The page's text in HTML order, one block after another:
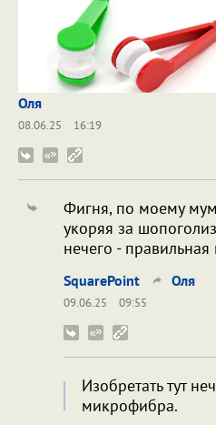
Оля
08.06.25
16:19
Фигня, по моему
укоряя за
нечего -
SquarePoint Оля
09.06.25
09:55
Изобретать тут
микрофибра.